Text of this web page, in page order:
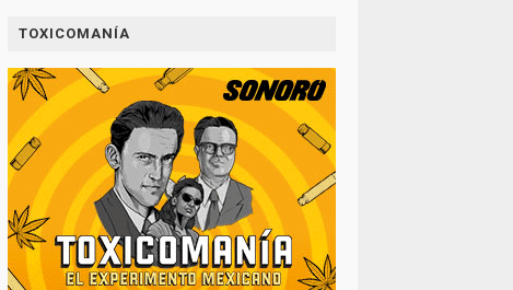
TOXICOMANÍA